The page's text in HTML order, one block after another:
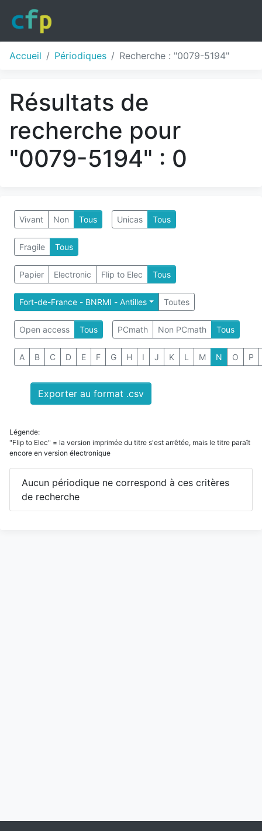
Accueil Périodiques Recherche : "0079-5194"
Résultats de
recherche pour
"0079-5194" : 0
Vivant Non Tous Unicas Tous
Fragile Tous
Papier Electronic Flip to Elec Tous
Fort-de-France - BNRMI - Antilles Toutes
Open access Tous PCmath Non PCmath Tous
A B C D E F G H I J K L M N O P
Exporter au format .csv
Légende:
"Flip to Elec" = la version imprimée du titre s'est arrêtée, mais le titre paraît
encore en version électronique
Aucun périodique ne correspond à ces critères
de recherche